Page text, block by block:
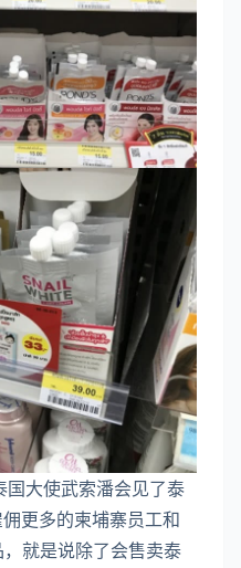
国大使武索潘会见了泰
更多的柬埔寨员工和
就是说除了会售卖泰